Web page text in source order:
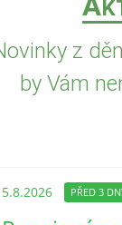
z
by Vám
5.8.2026 PŘED 3